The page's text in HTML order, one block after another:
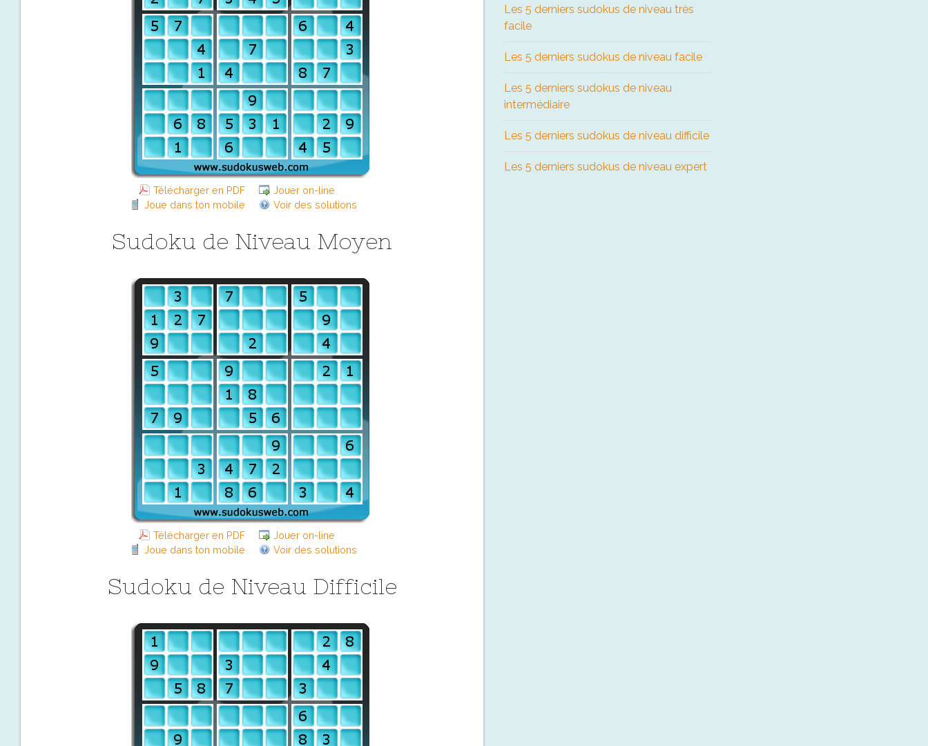
Télécharger en PDF
Jouer on-line
Joue dans ton mobile
Voir des solutions
Sudoku de Niveau Moyen
Télécharger en PDF
Jouer on-line
Joue dans ton mobile
Voir des solutions
Sudoku de Niveau Difficile
Les 5 derniers sudokus de niveau très
facile
Les 5 derniers sudokus de niveau facile
Les 5 derniers sudokus de niveau
intermédiaire
Les 5 derniers sudokus de niveau difficile
Les 5 derniers sudokus de niveau expert